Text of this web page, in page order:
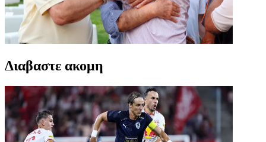
Διαβαστε ακομη